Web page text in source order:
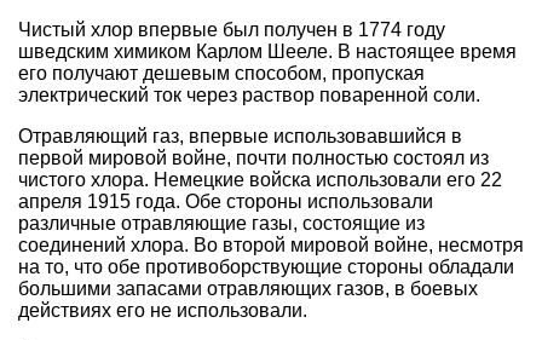
Чистый хлор впервые был получен в 1774 году
шведским химиком Карлом Шееле. В настоящее время
его получают дешевым способом, пропуская
электрический ток через раствор поваренной соли.
Отравляющий газ, впервые использовавшийся в
первой мировой войне, почти полностью состоял из
чистого хлора. Немецкие войска использовали его 22
апреля 1915 года. Обе стороны использовали
различные отравляющие газы, состоящие из
соединений хлора. Во второй мировой войне, несмотря
на то, что обе противоборствующие стороны обладали
большими запасами отравляющих газов, в боевых
действиях его не использовали.